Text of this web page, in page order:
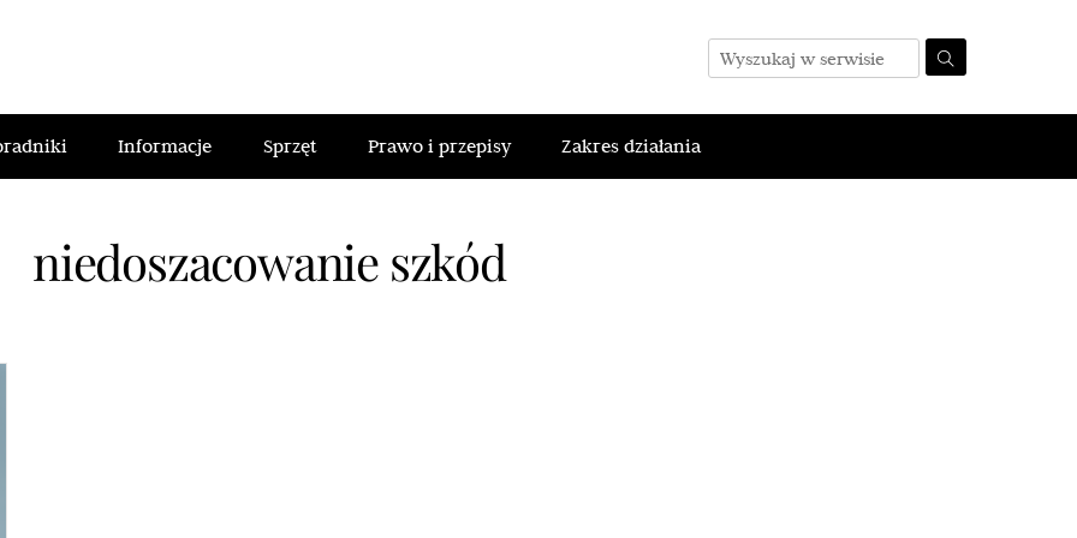
Informacje Sprzęt Prawo i przepisy Zakres działania
niedoszacowanie szkód